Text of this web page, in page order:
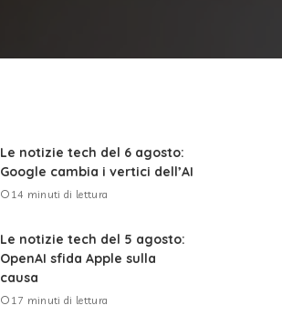
Le notizie tech del 6 agosto:
Google cambia i vertici dell’AI
14 minuti di lettura
Le notizie tech del 5 agosto:
OpenAI sfida Apple sulla
causa
17 minuti di lettura